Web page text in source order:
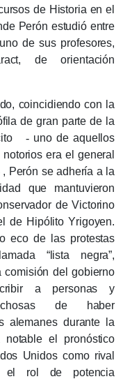
de Historia en el
Perón estudió entre
de sus profesores,
de orientación
con la
de gran parte de la
- uno de aquellos
era el general
, Perón se adhería a la
que mantuvieron
de Victorino
de Hipólito Yrigoyen.
eco de las protestas
“lista negra”,
comisión del gobierno
a personas y
de haber
alemanes durante la
notable el pronóstico
Unidos como rival
el rol de potencia